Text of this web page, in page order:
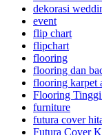
dekorasi
event
flip chart
flipchart
flooring
flooring dan
flooring karpet
Flooring
furniture
futura cover
Futura Cover